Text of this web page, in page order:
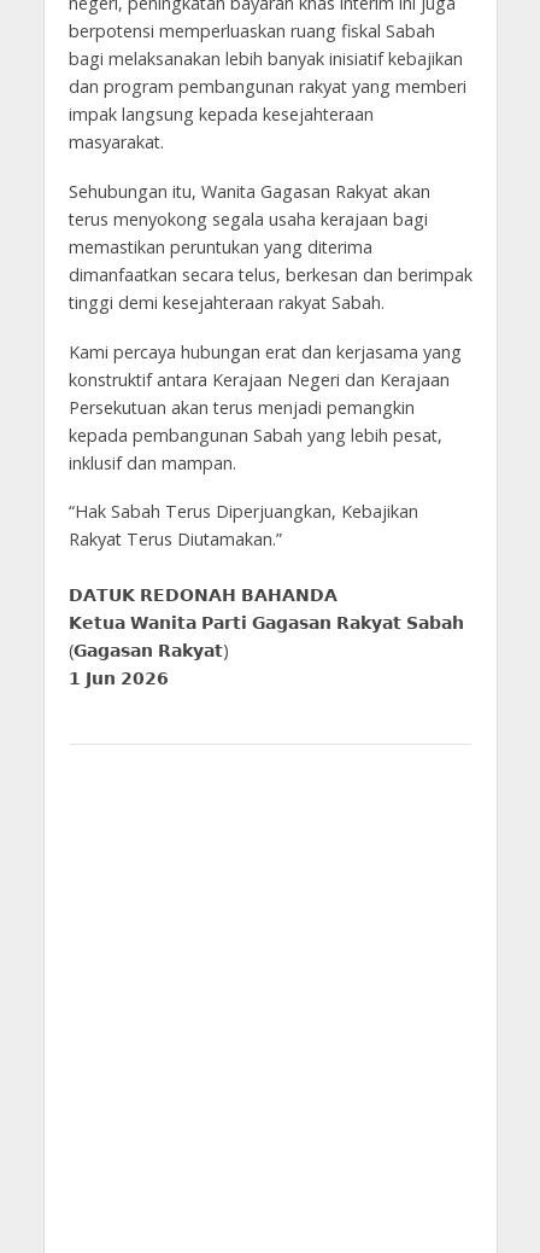
berpotensi memperluaskan ruang fiskal Sabah
bagi melaksanakan lebih banyak inisiatif kebajikan
dan program pembangunan rakyat yang memberi
impak langsung kepada kesejahteraan
masyarakat.
Sehubungan itu, Wanita Gagasan Rakyat akan
terus menyokong segala usaha kerajaan bagi
memastikan peruntukan yang diterima
dimanfaatkan secara telus, berkesan dan berimpak
tinggi demi kesejahteraan rakyat Sabah.
Kami percaya hubungan erat dan kerjasama yang
konstruktif antara Kerajaan Negeri dan Kerajaan
Persekutuan akan terus menjadi pemangkin
kepada pembangunan Sabah yang lebih pesat,
inklusif dan mampan.
“Hak Sabah Terus Diperjuangkan, Kebajikan
Rakyat Terus Diutamakan.”
𝗗𝗔𝗧𝗨𝗞 𝗥𝗘𝗗𝗢𝗡𝗔𝗛 𝗕𝗔𝗛𝗔𝗡𝗗𝗔
𝗞𝗲𝘁𝘂𝗮 𝗪𝗮𝗻𝗶𝘁𝗮 𝗣𝗮𝗿𝘁𝗶 𝗚𝗮𝗴𝗮𝘀𝗮𝗻 𝗥𝗮𝗸𝘆𝗮𝘁 𝗦𝗮𝗯𝗮𝗵
(𝗚𝗮𝗴𝗮𝘀𝗮𝗻 𝗥𝗮𝗸𝘆𝗮𝘁)
𝟭 𝗝𝘂𝗻 𝟮𝟬𝟮𝟲